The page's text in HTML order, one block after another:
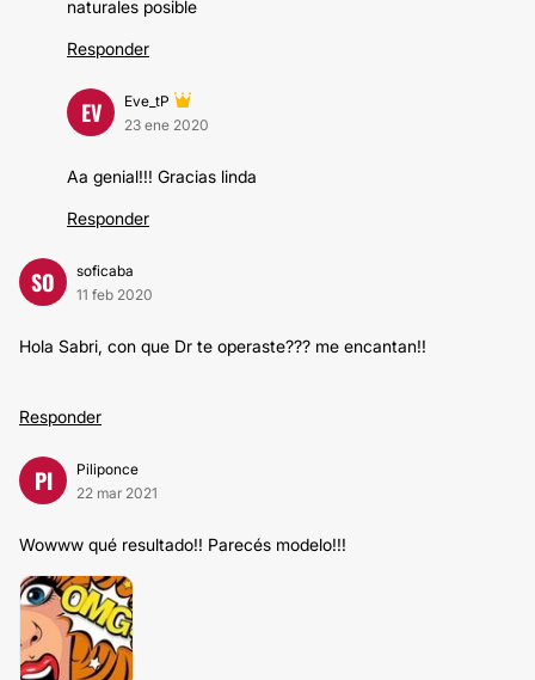
naturales posible
Responder
EV
Eve_tP
23 ene 2020
Aa genial!!! Gracias linda
Responder
SO
soficaba
11 feb 2020
Hola Sabri, con que Dr te operaste??? me encantan!!
Responder
PI
Piliponce
22 mar 2021
Wowww qué resultado!! Parecés modelo!!!